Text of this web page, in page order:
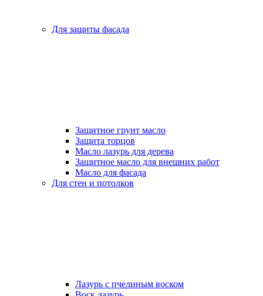
Для защиты фасада
Защитное грунт масло
Защита торцов
Масло лазурь для дерева
Защитное масло для внешних работ
Масло для фасада
Для стен и потолков
Лазурь с пчелиным воском